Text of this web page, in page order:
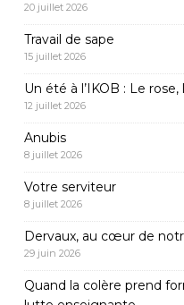
20 juillet 2026
Travail de sape
15 juillet 2026
Un été à l’IKOB : Le
12 juillet 2026
Anubis
8 juillet 2026
Votre serviteur
8 juillet 2026
Dervaux, au cœur de
29 juin 2026
Quand la colère prend